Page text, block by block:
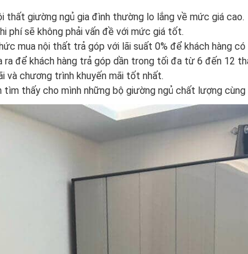
thất giường ngủ gia đình thường lo lắng về mức giá cao.
phí sẽ không phải vấn đề với mức giá tốt.
mua nội thất trả góp với lãi suất 0% để khách hàng
để khách hàng trả góp dần trong tối đa từ 6 đến 12
và chương trình khuyến mãi tốt nhất.
tìm thấy cho mình những bộ giường ngủ chất lượng